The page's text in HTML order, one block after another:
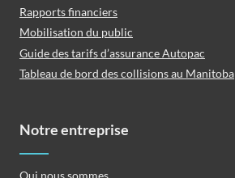
Rapports financiers
Mobilisation du public
Guide des tarifs d’assurance Autopac
Tableau de bord des collisions au Manitoba
Notre entreprise